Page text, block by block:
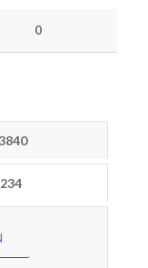
0